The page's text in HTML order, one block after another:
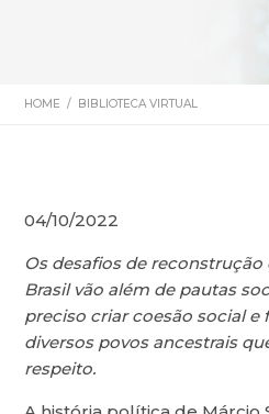
HOME / BIBLIOTECA VIRTUAL
04/10/2022
Os desafios de
Brasil vão além de pautas
preciso criar coesão social e
diversos povos ancestrais
respeito.